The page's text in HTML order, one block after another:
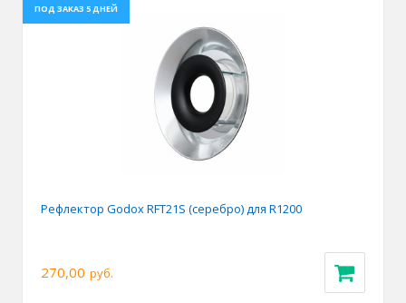
ПОД ЗАКАЗ 5 ДНЕЙ
Рефлектор Godox RFT21S (серебро) для R1200
270,00 руб.